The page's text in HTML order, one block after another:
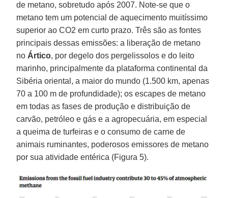
de metano, sobretudo após 2007. Note-se que o
metano tem um potencial de aquecimento muitíssimo
superior ao CO2 em curto prazo. Três são as fontes
principais dessas emissões: a liberação de metano
no Ártico, por degelo dos pergelissolos e do leito
marinho, principalmente da plataforma continental da
Sibéria oriental, a maior do mundo (1.500 km, apenas
70 a 100 m de profundidade); os escapes de metano
em todas as fases de produção e distribuição de
carvão, petróleo e gás e a agropecuária, em especial
a queima de turfeiras e o consumo de carne de
animais ruminantes, poderosos emissores de metano
por sua atividade entérica (Figura 5).